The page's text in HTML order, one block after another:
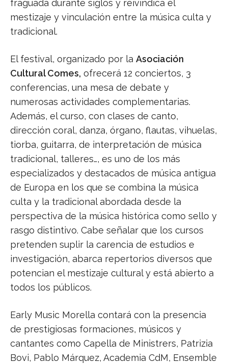
fraguada durante siglos y reivindica el
mestizaje y vinculación entre la música culta y
tradicional.
El festival, organizado por la Asociación
Cultural Comes, ofrecerá 12 conciertos, 3
conferencias, una mesa de debate y
numerosas actividades complementarias.
Además, el curso, con clases de canto,
dirección coral, danza, órgano, flautas, vihuelas,
tiorba, guitarra, de interpretación de música
tradicional, talleres…, es uno de los más
especializados y destacados de música antigua
de Europa en los que se combina la música
culta y la tradicional abordada desde la
perspectiva de la música histórica como sello y
rasgo distintivo. Cabe señalar que los cursos
pretenden suplir la carencia de estudios e
investigación, abarca repertorios diversos que
potencian el mestizaje cultural y está abierto a
todos los públicos.
Early Music Morella contará con la presencia
de prestigiosas formaciones, músicos y
cantantes como Capella de Ministrers, Patrizia
Bovi, Pablo Márquez, Academia CdM, Ensemble